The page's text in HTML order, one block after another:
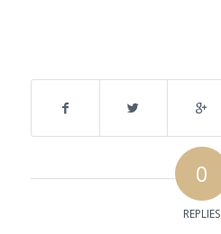
0
REPLIES